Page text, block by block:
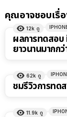
คุณอาจชอบเรื่อ
12k ดู
ผลการทดสอบ
ยาวนานมากก
62k ดู
ชมรีวิวการทด
11.9k ดู